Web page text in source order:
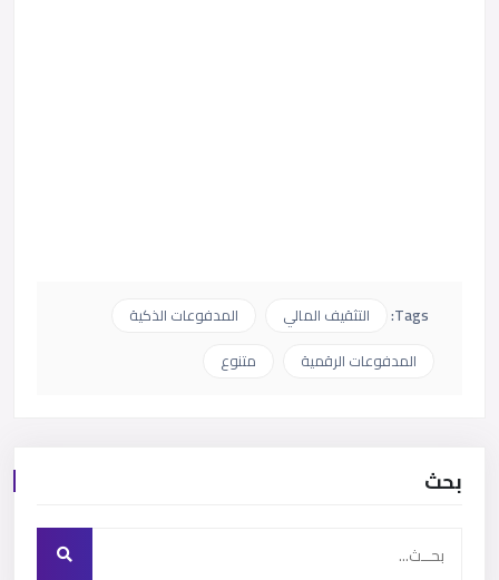
Tags: التثقيف المالي
المدفوعات الذكية
المدفوعات الرقمية
متنوع
بحث